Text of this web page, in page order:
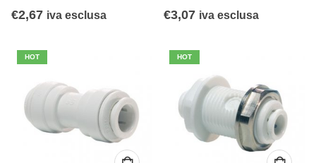
€2,67 iva esclusa €3,07 iva esclusa
HOT HOT